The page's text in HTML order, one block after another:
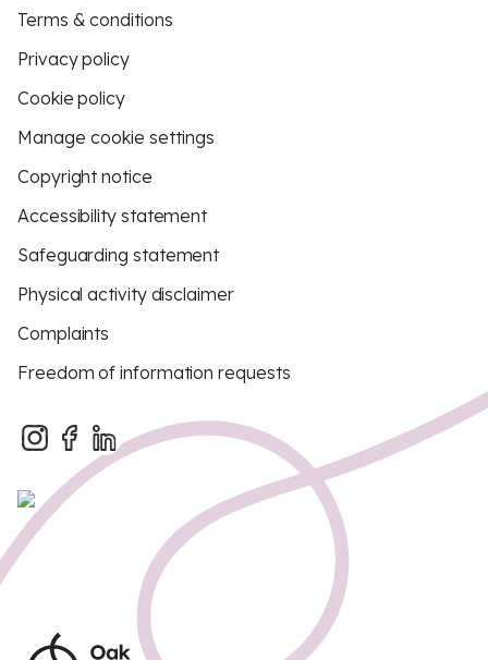
Terms & conditions
Privacy policy
Cookie policy
Manage cookie settings
Copyright notice
Accessibility statement
Safeguarding statement
Physical activity disclaimer
Complaints
Freedom of information requests